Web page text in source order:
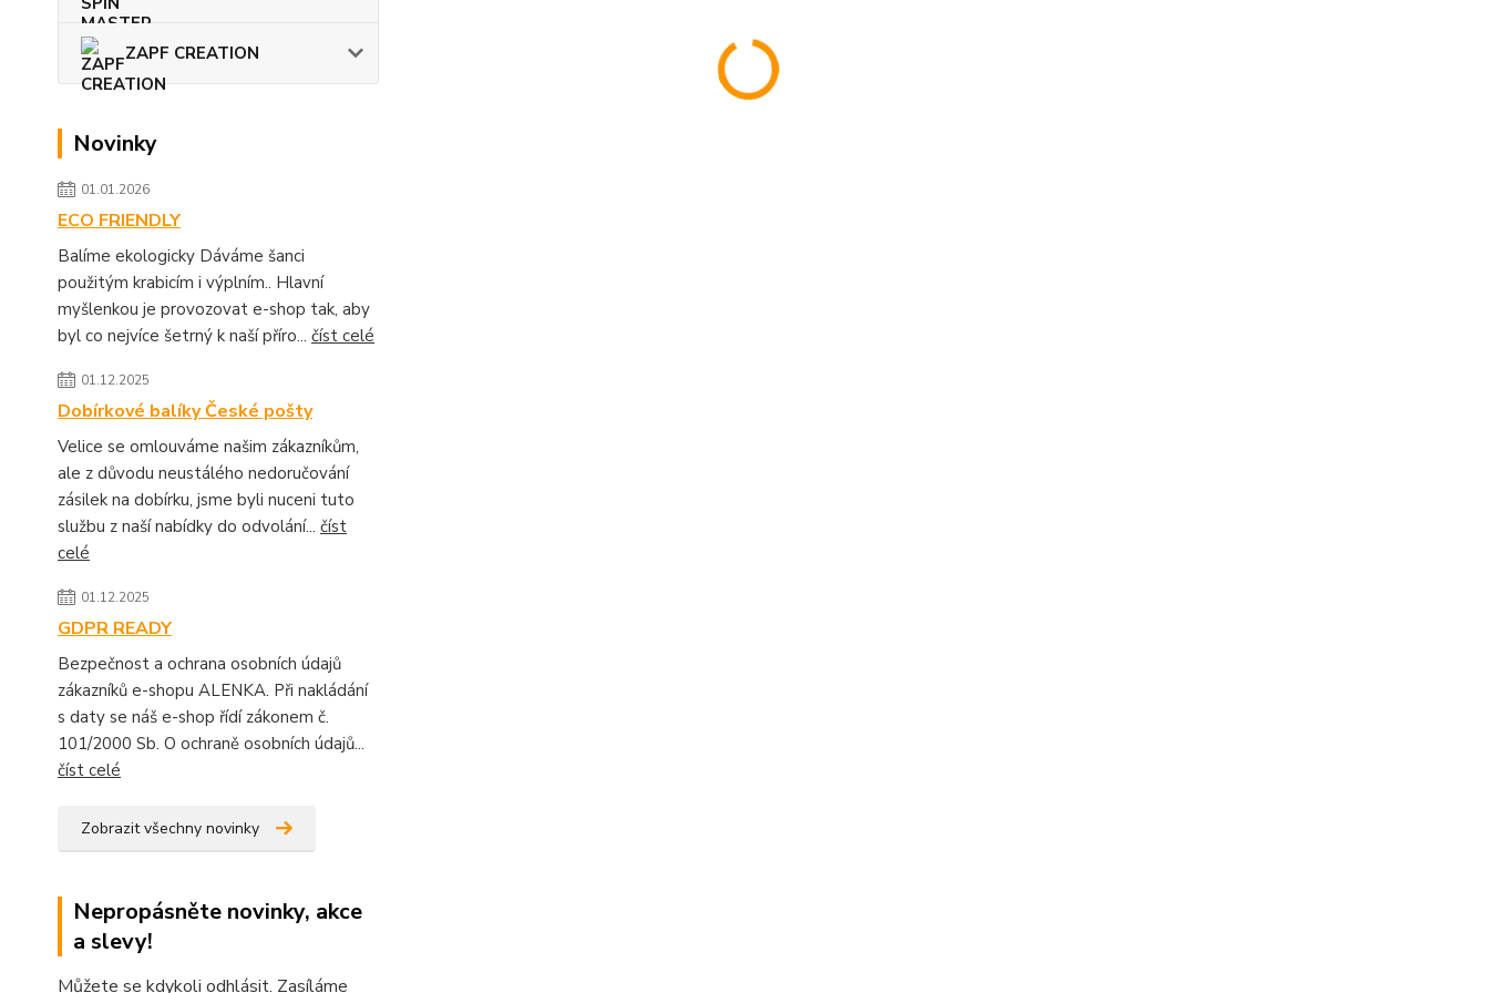
ZAPF CREATION
Novinky
01.01.2026
ECO FRIENDLY
Balíme ekologicky Dáváme šanci
použitým krabicím i výplním.. Hlavní
myšlenkou je provozovat e-shop tak, aby
byl co nejvíce šetrný k naší příro... číst celé
01.12.2025
Dobírkové balíky České pošty
Velice se omlouváme našim zákazníkům,
ale z důvodu neustálého nedoručování
zásilek na dobírku, jsme byli nuceni tuto
službu z naší nabídky do odvolání... číst
celé
01.12.2025
GDPR READY
Bezpečnost a ochrana osobních údajů
zákazníků e-shopu ALENKA. Při nakládání
s daty se náš e-shop řídí zákonem č.
101/2000 Sb. O ochraně osobních údajů...
číst celé
Zobrazit všechny novinky
Nepropásněte novinky, akce
a slevy!
Můžete se kdykoli odhlásit. Zasíláme